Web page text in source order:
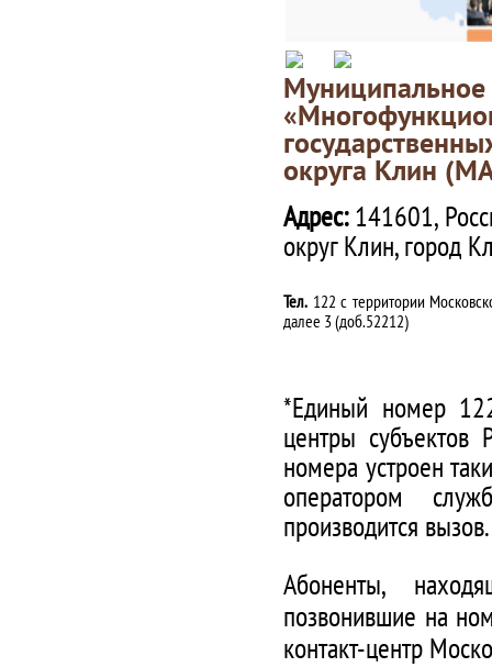
округа Клин
Адрес:141601,
округ Клин, город
Тел. 122 с территории
далее 3 (доб.52212)
*Единый номер
центры субъектов
номера устроен
оператором
производится вызов.
Абоненты,
позвонившие на
контакт-центр